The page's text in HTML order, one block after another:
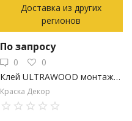
Доставка из других
регионов
По запросу
0
0
Клей ULTRAWOOD монтажный, прозрачный, 310 мл.
Краска Декор